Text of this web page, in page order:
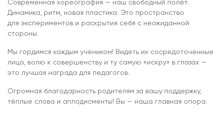
Современная хореография — наш свободный полёт.
Динамика, ритм, новая пластика. Это пространство
для экспериментов и раскрытия себя с неожиданной
стороны.
Мы гордимся каждым учеником! Видеть их сосредоточенные
лица, волю к совершенству и ту самую «искру» в глазах —
это лучшая награда для педагогов.
Огромная благодарность родителям за вашу поддержку,
тёплые слова и аплодисменты! Вы — наша главная опора.